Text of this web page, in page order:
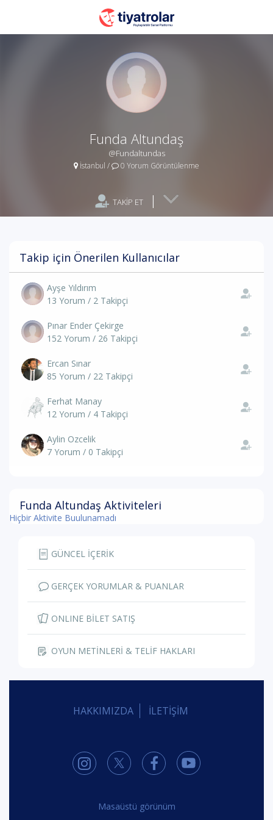
Funda Altundaş
@Fundaltundas
İstanbul / 0 Yorum Görüntülenme
TAKİP ET |
Takip için Önerilen Kullanıcılar
Ayşe Yıldırım
13 Yorum / 2 Takipçi
Pınar Ender Çekirge
152 Yorum / 26 Takipçi
Ercan Sınar
85 Yorum / 22 Takipçi
Ferhat Manay
12 Yorum / 4 Takipçi
Aylin Ozcelik
7 Yorum / 0 Takipçi
Funda Altundaş Aktiviteleri
Hiçbir Aktivite Buulunamadı
GÜNCEL İÇERİK
GERÇEK YORUMLAR & PUANLAR
ONLINE BİLET SATIŞ
OYUN METİNLERİ & TELİF HAKLARI
HAKKIMIZDA İLETİŞİM
Masaüstü görünüm